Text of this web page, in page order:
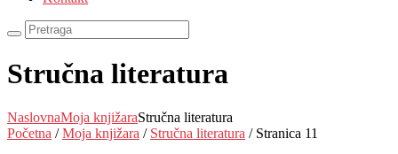
Stručna literatura
NaslovnaMoja knjižaraStručna literatura
Početna /Moja knjižara / Stručna literatura / Stranica 11